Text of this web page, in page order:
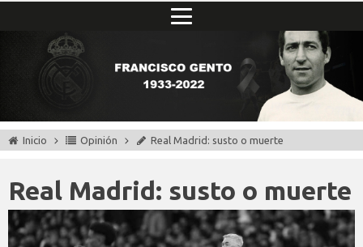
Inicio Opinión Real Madrid: susto o muerte
Real Madrid: susto o muerte